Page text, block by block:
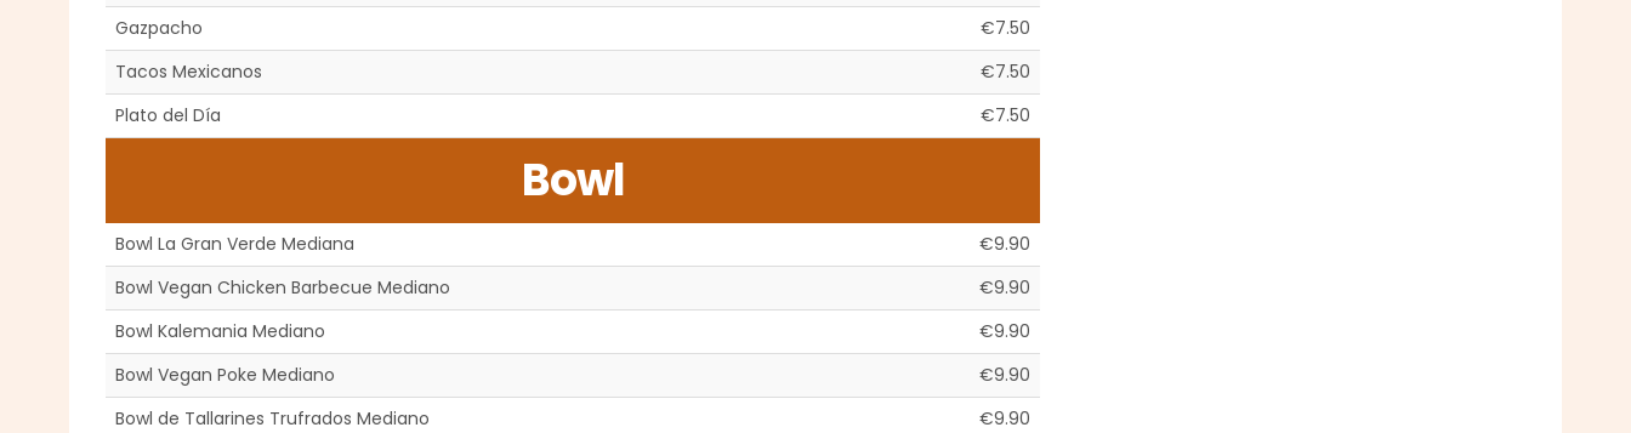
Gazpacho
€7.50
Tacos Mexicanos
€7.50
Plato del Día
€7.50
Bowl
Bowl La Gran Verde Mediana
€9.90
Bowl Vegan Chicken Barbecue Mediano
€9.90
Bowl Kalemania Mediano
€9.90
Bowl Vegan Poke Mediano
€9.90
Bowl de Tallarines Trufrados Mediano
€9.90